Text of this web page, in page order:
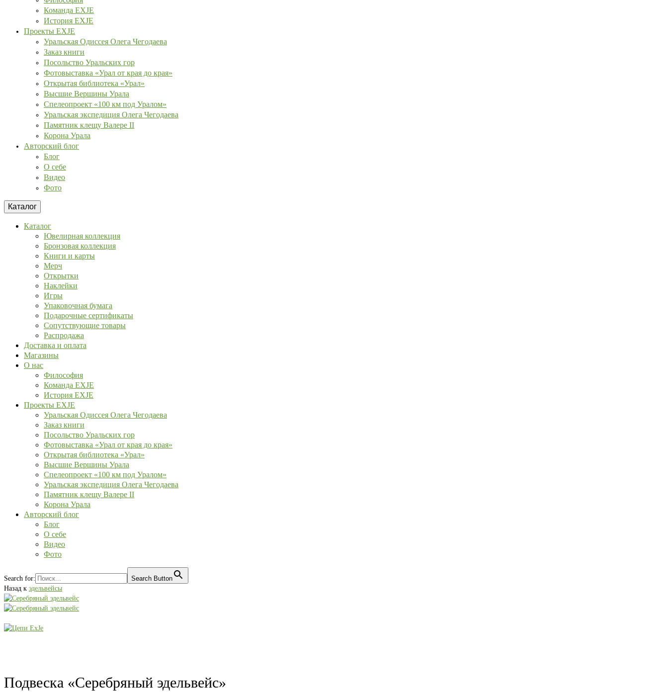
Команда EXJE
История EXJE
Проекты EXJE
Уральская Одиссея Олега Чегодаева
Заказ книги
Посольство Уральских гор
Фотовыставка «Урал от края до края»
Открытая библиотека «Урал»
Высшие Вершины Урала
Спелеопроект «100 км под Уралом»
Уральская экспедиция Олега Чегодаева
Памятник клещу Валере II
Корона Урала
Авторский блог
Блог
О себе
Видео
Фото
Каталог
Каталог
Ювелирная коллекция
Бронзовая коллекция
Книги и карты
Мерч
Открытки
Наклейки
Игры
Упаковочная бумага
Подарочные сертификаты
Сопутствующие товары
Распродажа
Доставка и оплата
Магазины
О нас
Философия
Команда EXJE
История EXJE
Проекты EXJE
Уральская Одиссея Олега Чегодаева
Заказ книги
Посольство Уральских гор
Фотовыставка «Урал от края до края»
Открытая библиотека «Урал»
Высшие Вершины Урала
Спелеопроект «100 км под Уралом»
Уральская экспедиция Олега Чегодаева
Памятник клещу Валере II
Корона Урала
Авторский блог
Блог
О себе
Видео
Фото
Search for:
Search Button
Назад к эдельвейсы
Подвеска «Серебряный эдельвейс»